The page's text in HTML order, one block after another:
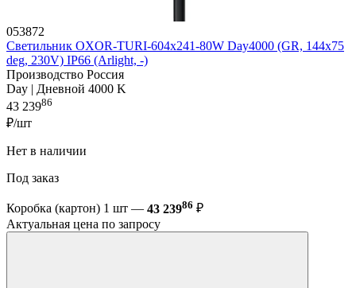
053872
Светильник OXOR-TURI-604х241-80W Day4000 (GR, 144x75
deg, 230V) IP66 (Arlight, -)
Производство Россия
Day | Дневной 4000 K
43 23986
₽/шт
Нет в наличии
Под заказ
Коробка (картон) 1 шт — 43 23986 ₽
Актуальная цена по запросу